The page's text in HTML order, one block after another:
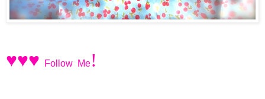
♥♥♥ Follow Me!